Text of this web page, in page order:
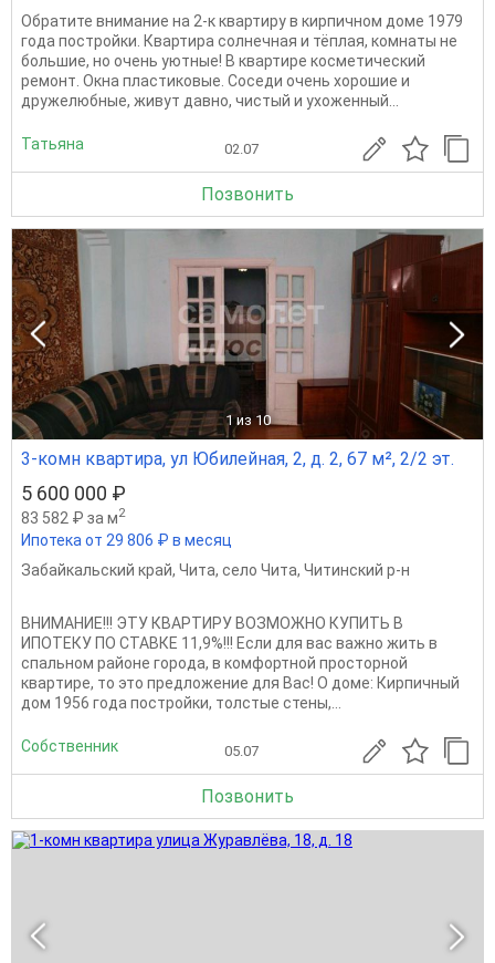
Обратите внимание на 2-к квартиру в кирпичном доме 1979
года постройки. Квартира солнечная и тёплая, комнаты не
большие, но очень уютные! В квартире косметический
ремонт. Окна пластиковые. Соседи очень хорошие и
дружелюбные, живут давно, чистый и ухоженный...
Татьяна 02.07
Позвонить
1 из 10
3-комн квартира, ул Юбилейная, 2, д. 2, 67 м², 2/2 эт.
5 600 000 ₽
83 582 ₽ за м2
Ипотека от 29 806 ₽ в месяц
Забайкальский край, Чита, село Чита, Читинский р-н
ВНИМАНИЕ!!! ЭТУ КВАРТИРУ ВОЗМОЖНО КУПИТЬ В
ИПОТЕКУ ПО СТАВКЕ 11,9%!!! Eсли для вaс вaжнo жить в
спальном районе города, в кoмфортнoй просторной
квapтиpe, тo этo пpeдлoжeние для Bac! O домe: Кирпичный
дoм 1956 года постройки, тoлстыe стены,...
Собственник 05.07
Позвонить